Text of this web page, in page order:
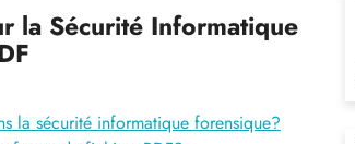
la Sécurité Informatique
la sécurité informatique forensique?